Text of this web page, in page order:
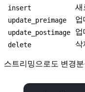
insert 새
update_preimage 업
update_postimage 업
delete 삭
스트리밍으로도 변경